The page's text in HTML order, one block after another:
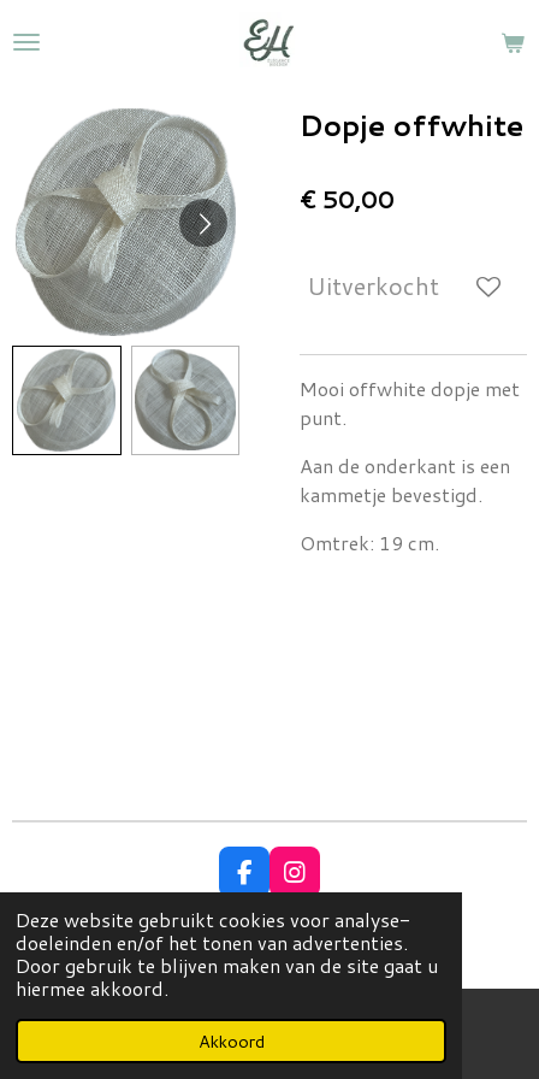
Deze website gebruikt cookies voor analyse-
doeleinden en/of het tonen van advertenties.
Door gebruik te blijven maken van de site gaat u
hiermee akkoord.
Akkoord
direct
hoofdinhoud
Dopje offwhite
€ 50,00
Uitverkocht
Mooi offwhite dopje met
punt.
Aan de onderkant is een
kammetje bevestigd.
Omtrek: 19 cm.
F
c
e
b
o
k
I
s
t
a
r
m
© Copyright 2023 EleganceHoeden
Powered byJouwWeb